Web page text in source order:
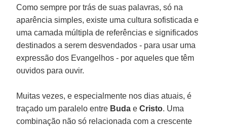
Como sempre por trás de suas palavras, só na
aparência simples, existe uma cultura sofisticada e
uma camada múltipla de referências e significados
destinados a serem desvendados - para usar uma
expressão dos Evangelhos - por aqueles que têm
ouvidos para ouvir.
Muitas vezes, e especialmente nos dias atuais, é
traçado um paralelo entre Buda eCristo. Uma
combinação não só relacionada com a crescente